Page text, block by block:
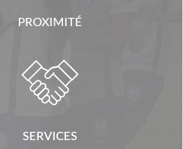
PROXIMITÉ

SERVICES